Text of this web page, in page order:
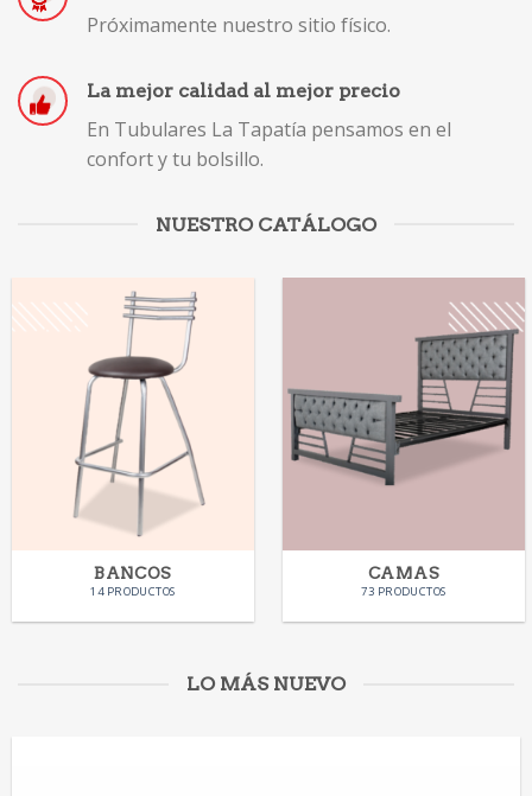
Próximamente nuestro sitio físico.
La mejor calidad al mejor precio
En Tubulares La Tapatía pensamos en el
confort y tu bolsillo.
NUESTRO CATÁLOGO
BANCOS
14 PRODUCTOS
CAMAS
73 PRODUCTOS
LO MÁS NUEVO